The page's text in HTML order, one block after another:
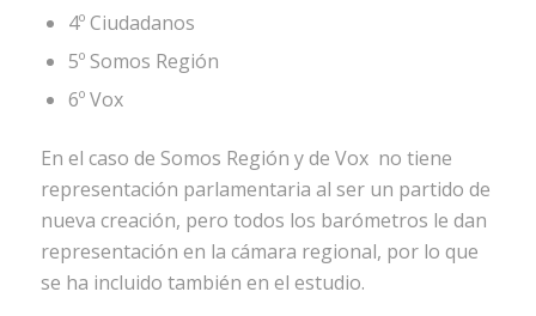
4º Ciudadanos
5º Somos Región
6º Vox
En el caso de Somos Región y de Vox no tiene
representación parlamentaria al ser un partido de
nueva creación, pero todos los barómetros le dan
representación en la cámara regional, por lo que
se ha incluido también en el estudio.